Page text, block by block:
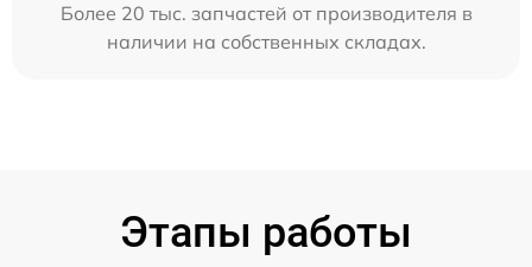
Более 20 тыс. запчастей от производителя в
наличии на собственных складах.
Этапы работы